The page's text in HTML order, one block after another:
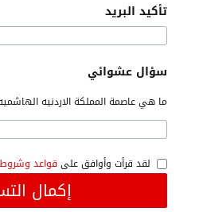
تأكيد البريد
سؤال عشوائي
ما هي عاصمة المملكة الاردنيه
لقد قرأت وأوافق على قواعد
إكمال